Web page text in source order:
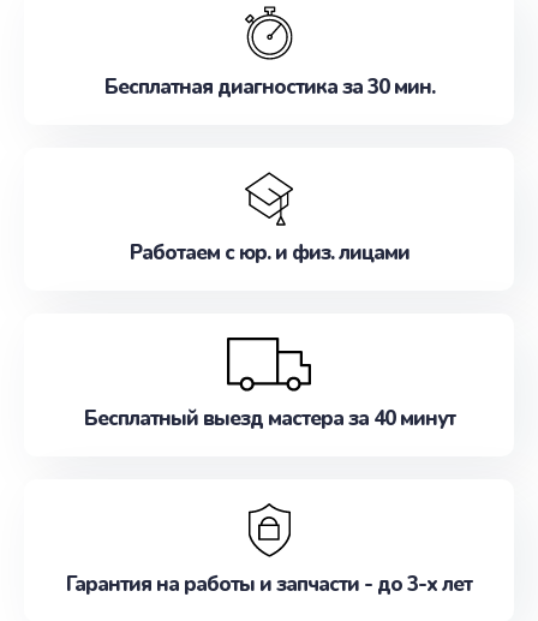
наилучшим образом. Не медлите записаться на
Бесплатная диагностика за 30 мин.
Работаем с юр. и физ. лицами
Бесплатный выезд мастера за 40 минут
Гарантия на работы и запчасти - до 3-х лет